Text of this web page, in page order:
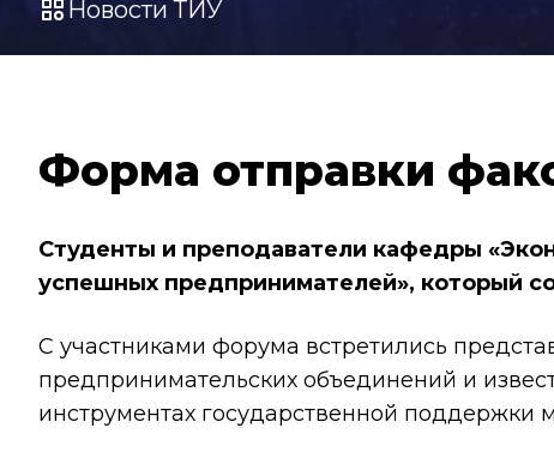
Новости ТИУ
Форма отправки
Студенты и преподаватели кафедры
успешных предпринимателей», который
С участниками форума встретились
предпринимательских объединений и
инструментах государственной поддержки